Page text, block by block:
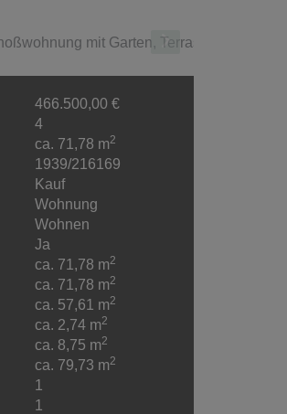
466.500,00 €
4
ca. 71,78 m2
1939/216169
Kauf
Wohnung
Wohnen
Ja
ca. 71,78 m2
ca. 71,78 m2
ca. 57,61 m2
ca. 2,74 m2
ca. 8,75 m2
ca. 79,73 m2
1
1